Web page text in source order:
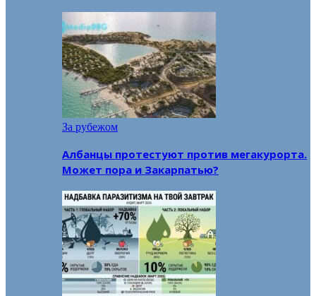
За рубежом
Албанцы протестуют против мегакурорта.
Может пора и Закарпатью?